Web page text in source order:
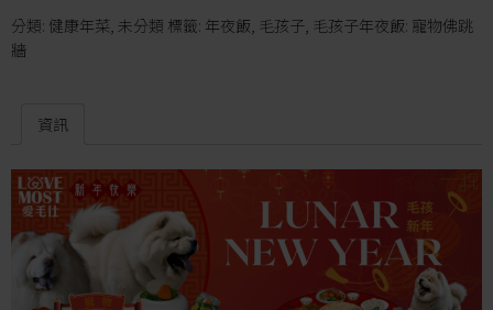
分類: 健康年菜 未分類 標籤: 年夜飯 毛孩子 毛孩子年夜飯: 寵物佛跳
牆
資訊